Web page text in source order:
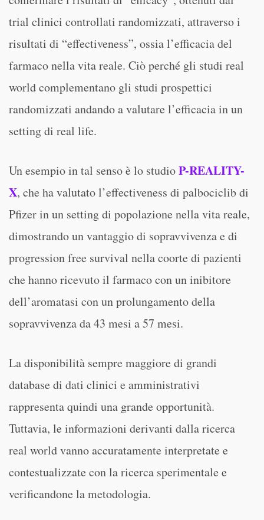
trial clinici controllati randomizzati, attraverso i
risultati di “effectiveness”, ossia l’efficacia del
farmaco nella vita reale. Ciò perché gli studi real
world complementano gli studi prospettici
randomizzati andando a valutare l’efficacia in un
setting di real life.
Un esempio in tal senso è lo studioP-REALITY-
X, che ha valutato l’effectiveness di palbociclib di
Pfizer in un setting di popolazione nella vita reale,
dimostrando un vantaggio di sopravvivenza e di
progression free survival nella coorte di pazienti
che hanno ricevuto il farmaco con un inibitore
dell’aromatasi con un prolungamento della
sopravvivenza da 43 mesi a 57 mesi.
La disponibilità sempre maggiore di grandi
database di dati clinici e amministrativi
rappresenta quindi una grande opportunità.
Tuttavia, le informazioni derivanti dalla ricerca
real world vanno accuratamente interpretate e
contestualizzate con la ricerca sperimentale e
verificandone la metodologia.